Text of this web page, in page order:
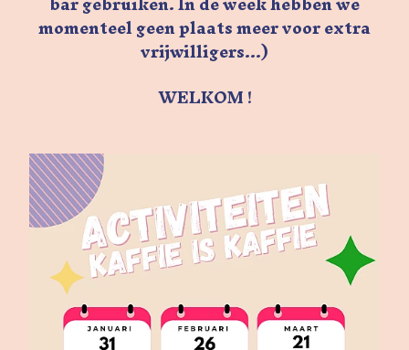
momenteel geen plaats meer voor extra
vrijwilligers...)
WELKOM!